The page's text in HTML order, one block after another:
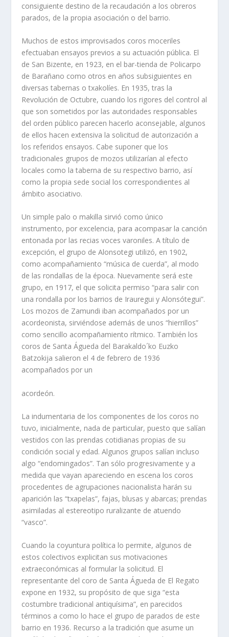
consiguiente destino de la recaudación a los obreros
parados, de la propia asociación o del barrio.
Muchos de estos improvisados coros moceriles
efectuaban ensayos previos a su actuación pública. El
de San Bizente, en 1923, en el bar-tienda de Policarpo
de Barañano como otros en años subsiguientes en
diversas tabernas o txakolíes. En 1935, tras la
Revolución de Octubre, cuando los rigores del control al
que son sometidos por las autoridades responsables
del orden público parecen hacerlo aconsejable, algunos
de ellos hacen extensiva la solicitud de autorización a
los referidos ensayos. Cabe suponer que los
tradicionales grupos de mozos utilizarían al efecto
locales como la taberna de su respectivo barrio, así
como la propia sede social los correspondientes al
ámbito asociativo.
Un simple palo o makilla sirvió como único
instrumento, por excelencia, para acompasar la canción
entonada por las recias voces varoniles. A título de
excepción, el grupo de Alonsotegi utilizó, en 1902,
como acompañamiento “música de cuerda”, al modo
de las rondallas de la época. Nuevamente será este
grupo, en 1917, el que solicita permiso “para salir con
una rondalla por los barrios de Irauregui y Alonsótegui”.
Los mozos de Zamundi iban acompañados por un
acordeonista, sirviéndose además de unos “hierrillos”
como sencillo acompañamiento rítmico. También los
coros de Santa Águeda del Barakaldo´ko Euzko
Batzokija salieron el 4 de febrero de 1936
acompañados por un
acordeón.
La indumentaria de los componentes de los coros no
tuvo, inicialmente, nada de particular, puesto que salían
vestidos con las prendas cotidianas propias de su
condición social y edad. Algunos grupos salían incluso
algo “endomingados”. Tan sólo progresivamente y a
medida que vayan apareciendo en escena los coros
procedentes de agrupaciones nacionalista harán su
aparición las “txapelas”, fajas, blusas y abarcas; prendas
asimiladas al estereotipo ruralizante de atuendo
“vasco”.
Cuando la coyuntura política lo permite, algunos de
estos colectivos explicitan sus motivaciones
extraeconómicas al formular la solicitud. El
representante del coro de Santa Águeda de El Regato
expone en 1932, su propósito de que siga “esta
costumbre tradicional antiquísima”, en parecidos
términos a como lo hace el grupo de parados de este
barrio en 1936. Recurso a la tradición que asume un